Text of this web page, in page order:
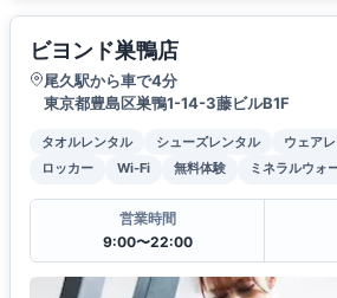
ビヨンド巣鴨店
尾久駅から車で4分
東京都豊島区巣鴨1-14-3藤ビルB1F
タオルレンタル シューズレンタル ウェア
ロッカー
Wi-Fi 無料体験 ミネラルウォ
営業時間
9:00〜22:00